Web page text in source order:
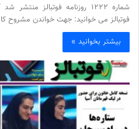
فوتبالز می خوانید: جهت خواندن مشروح
بیشتر بخوانید »